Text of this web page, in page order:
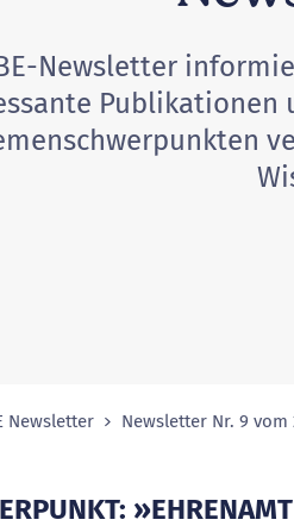
Newsletter
Publikationen
Newsletter Newsletter Nr. 9 vom